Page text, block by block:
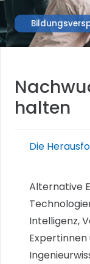
halten
Die
Alternative
Intelligenz,
Expertinnen